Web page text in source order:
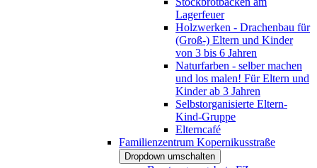
Lagerfeuer
Holzwerken - Drachenbau für
(Groß-) Eltern und Kinder
von 3 bis 6 Jahren
Naturfarben - selber machen
und los malen! Für Eltern und
Kinder ab 3 Jahren
Selbstorganisierte Eltern-
Kind-Gruppe
Elterncafé
Familienzentrum Kopernikusstraße
Dropdown umschalten